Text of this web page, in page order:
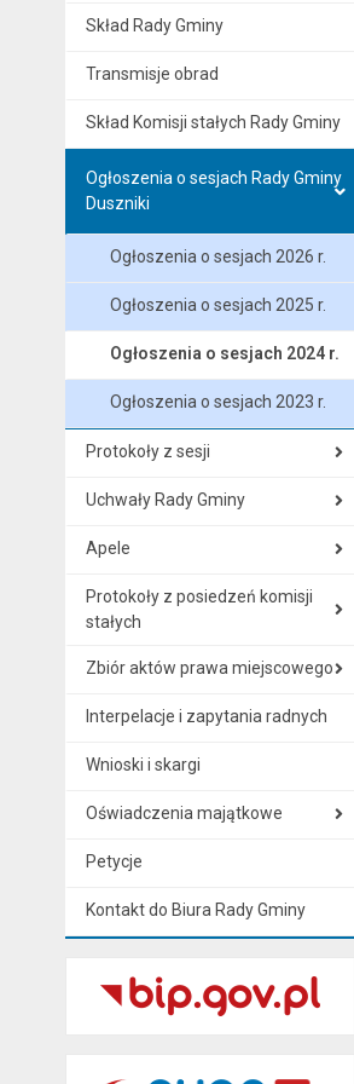
Skład Rady Gminy
Transmisje obrad
Skład Komisji stałych Rady Gminy
Ogłoszenia o sesjach Rady Gminy
Duszniki
Ogłoszenia o sesjach 2026 r.
Ogłoszenia o sesjach 2025 r.
Ogłoszenia o sesjach 2024 r.
Ogłoszenia o sesjach 2023 r.
Protokoły z sesji
Uchwały Rady Gminy
Apele
Protokoły z posiedzeń komisji
stałych
Zbiór aktów prawa miejscowego
Interpelacje i zapytania radnych
Wnioski i skargi
Oświadczenia majątkowe
Petycje
Kontakt do Biura Rady Gminy